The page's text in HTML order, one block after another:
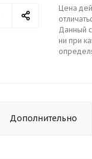
Цена
Данный
ни при
Дополнительно